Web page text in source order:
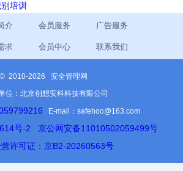
培训
介 会员服务 广告服务
求 会员中心 联系我们
© 2010-2026 安全管理网
位：北京创想安科科技有限公司
E-mail：safehoo@163.com
号-2
京公网安备11010502059499号
营许可证：京B2-20260563号